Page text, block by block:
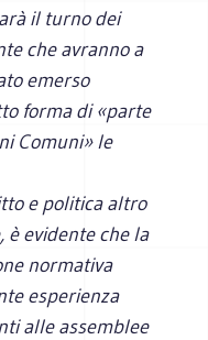
il turno dei
che avranno a
emerso
forma di «parte
Comuni» le
e politica altro
è evidente che la
normativa
esperienza
alle assemblee